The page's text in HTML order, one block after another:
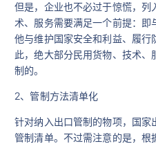
但是，企业也不必过于惊慌，列
术、服务需要满足一个前提：
他与维护国家安全和利益、履行
此，绝大部分民用货物、技术
制的。
2、管制方法清单化
针对纳入出口管制的物项，国家
管制清单。不过需注意的是，